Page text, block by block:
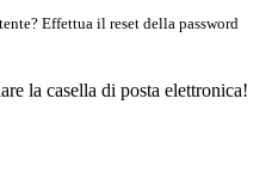
Effettua il reset della password
la casella di posta elettronica!